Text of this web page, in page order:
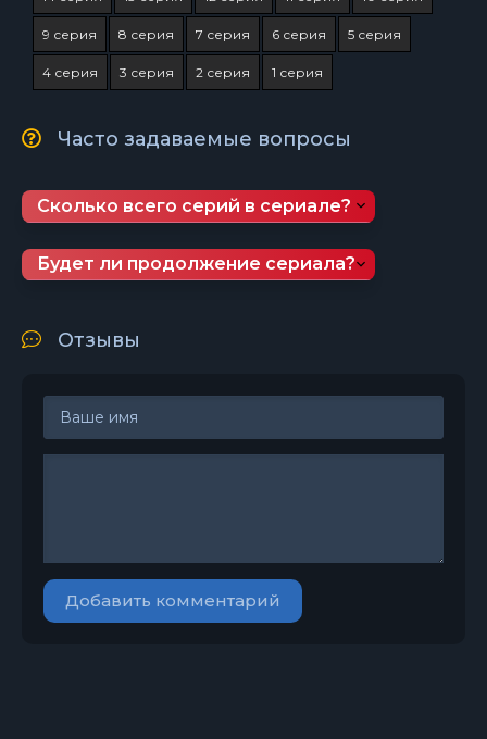
9 серия 8 серия 7 серия 6 серия 5 серия
4 серия 3 серия 2 серия 1 серия
Часто задаваемые вопросы
Сколько всего серий в сериале?
Будет ли продолжение сериала?
Отзывы
Добавить комментарий